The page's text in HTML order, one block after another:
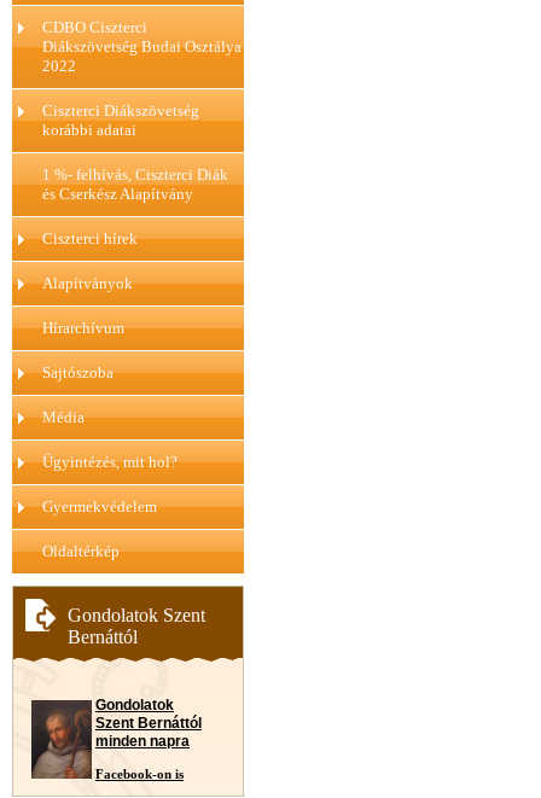
CDBO Ciszterci
Diákszövetség Budai Osztálya
2022
Ciszterci Diákszövetség
korábbi adatai
1 %- felhívás, Ciszterci Diák
és Cserkész Alapítvány
Ciszterci hírek
Alapítványok
Hírarchívum
Sajtószoba
Média
Ügyintézés, mit hol?
Gyermekvédelem
Oldaltérkép
Gondolatok Szent
Bernáttól
Gondolatok
Szent Bernáttól
minden napra
Facebook-on is